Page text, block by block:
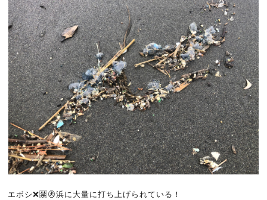
エボシ❌🈲🚷浜に大量に打ち上げられている！